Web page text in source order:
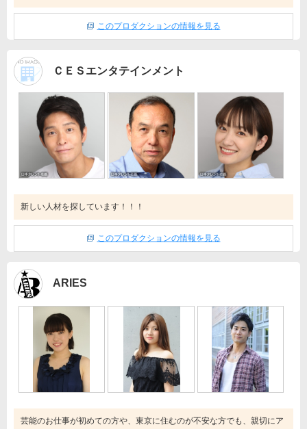
このプロダクションの情報を見る
ＣＥＳエンタテインメント
新しい人材を探しています！！！
このプロダクションの情報を見る
ARIES
芸能のお仕事が初めての方や、東京に住むのが不安な方でも、親切にア